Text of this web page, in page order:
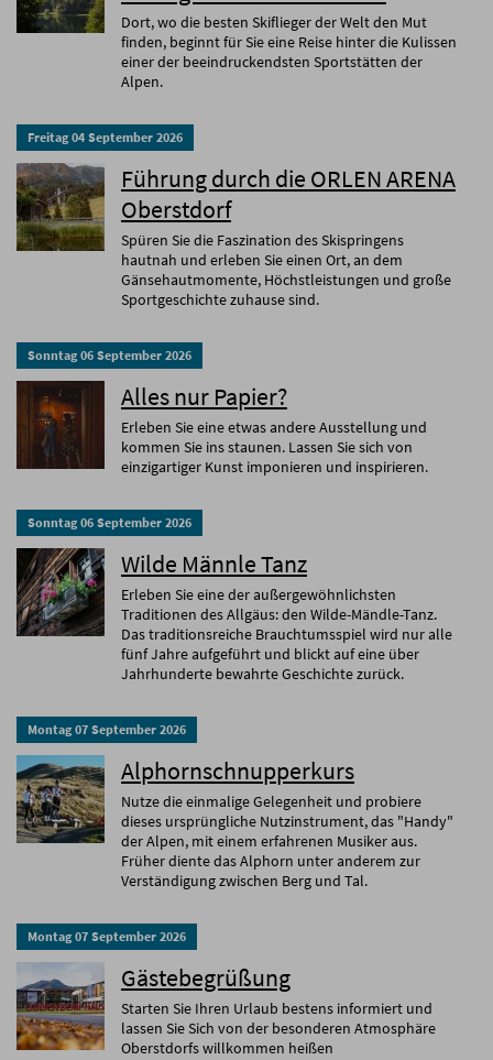
Dort, wo die besten Skiflieger der Welt den Mut
finden, beginnt für Sie eine Reise hinter die Kulissen
einer der beeindruckendsten Sportstätten der
Alpen.
Freitag 04 September 2026
Führung durch die ORLEN ARENA
Oberstdorf
Spüren Sie die Faszination des Skispringens
hautnah und erleben Sie einen Ort, an dem
Gänsehautmomente, Höchstleistungen und große
Sportgeschichte zuhause sind.
Sonntag 06 September 2026
Alles nur Papier?
Erleben Sie eine etwas andere Ausstellung und
kommen Sie ins staunen. Lassen Sie sich von
einzigartiger Kunst imponieren und inspirieren.
Sonntag 06 September 2026
Wilde Männle Tanz
Erleben Sie eine der außergewöhnlichsten
Traditionen des Allgäus: den Wilde-Mändle-Tanz.
Das traditionsreiche Brauchtumsspiel wird nur alle
fünf Jahre aufgeführt und blickt auf eine über
Jahrhunderte bewahrte Geschichte zurück.
Montag 07 September 2026
Alphornschnupperkurs
Nutze die einmalige Gelegenheit und probiere
dieses ursprüngliche Nutzinstrument, das "Handy"
der Alpen, mit einem erfahrenen Musiker aus.
Früher diente das Alphorn unter anderem zur
Verständigung zwischen Berg und Tal.
Montag 07 September 2026
Gästebegrüßung
Starten Sie Ihren Urlaub bestens informiert und
lassen Sie Sich von der besonderen Atmosphäre
Oberstdorfs willkommen heißen